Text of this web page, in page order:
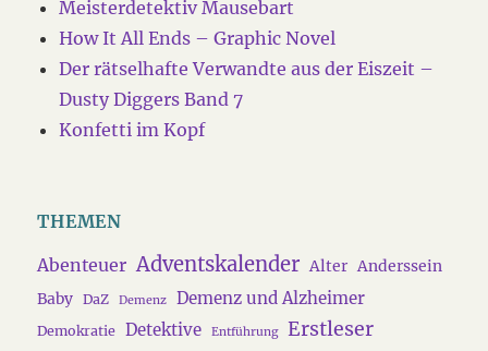
Meisterdetektiv Mausebart
How It All Ends – Graphic Novel
Der rätselhafte Verwandte aus der Eiszeit –
Dusty Diggers Band 7
Konfetti im Kopf
THEMEN
Abenteuer Adventskalender Alter Anderssein
Baby
DaZ Demenz Demenz und Alzheimer
Demokratie Detektive Entführung Erstleser